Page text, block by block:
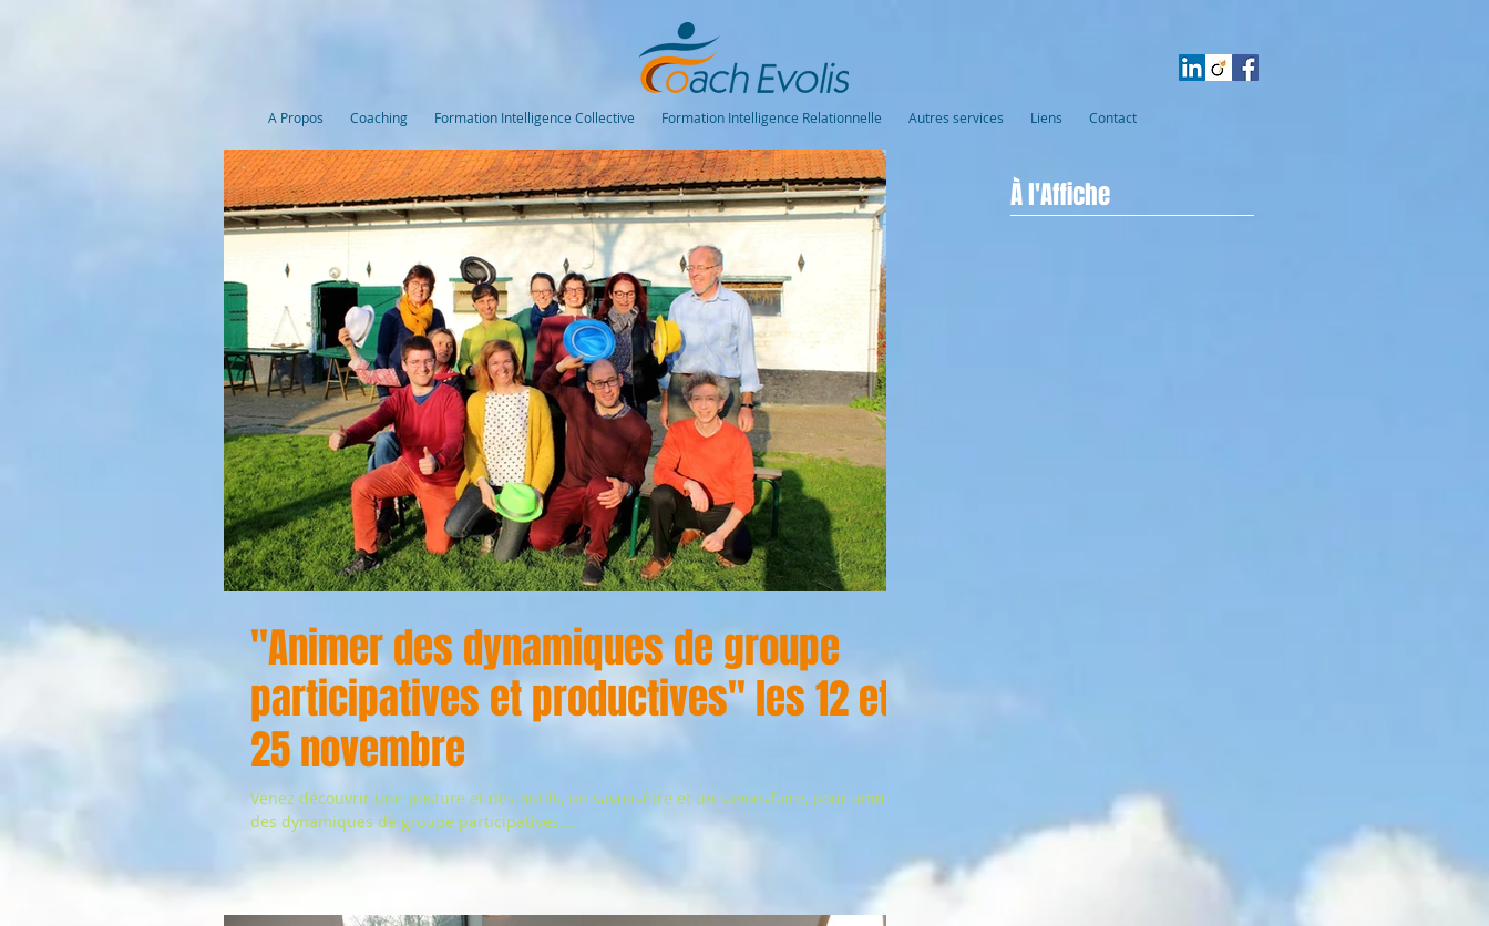
A Propos Coaching Formation Intelligence Collective Formation Intelligence Relationnelle Autres services Liens Contact
"Animer des dynamiques de groupe
participatives et productives" les 12 et
25 novembre
Venez découvrir une posture et des outils, un savoir-être et un savoir-faire, pour animer
des dynamiques de groupe participatives,...
À l'Affiche